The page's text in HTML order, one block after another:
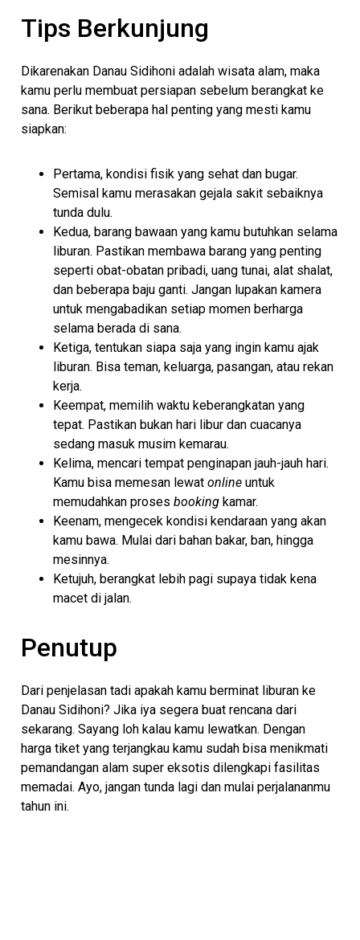
Tips Berkunjung
Dikarenakan Danau Sidihoni adalah wisata alam, maka
kamu perlu membuat persiapan sebelum berangkat ke
sana. Berikut beberapa hal penting yang mesti kamu
siapkan:
Pertama, kondisi fisik yang sehat dan bugar.
Semisal kamu merasakan gejala sakit sebaiknya
tunda dulu.
Kedua, barang bawaan yang kamu butuhkan selama
liburan. Pastikan membawa barang yang penting
seperti obat-obatan pribadi, uang tunai, alat shalat,
dan beberapa baju ganti. Jangan lupakan kamera
untuk mengabadikan setiap momen berharga
selama berada di sana.
Ketiga, tentukan siapa saja yang ingin kamu ajak
liburan. Bisa teman, keluarga, pasangan, atau rekan
kerja.
Keempat, memilih waktu keberangkatan yang
tepat. Pastikan bukan hari libur dan cuacanya
sedang masuk musim kemarau.
Kelima, mencari tempat penginapan jauh-jauh hari.
Kamu bisa memesan lewatonline untuk
memudahkan prosesbooking kamar.
Keenam, mengecek kondisi kendaraan yang akan
kamu bawa. Mulai dari bahan bakar, ban, hingga
mesinnya.
Ketujuh, berangkat lebih pagi supaya tidak kena
macet di jalan.
Penutup
Dari penjelasan tadi apakah kamu berminat liburan ke
Danau Sidihoni? Jika iya segera buat rencana dari
sekarang. Sayang loh kalau kamu lewatkan. Dengan
harga tiket yang terjangkau kamu sudah bisa menikmati
pemandangan alam super eksotis dilengkapi fasilitas
memadai. Ayo, jangan tunda lagi dan mulai perjalananmu
tahun ini.